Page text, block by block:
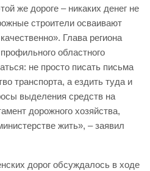
же дороге – никаких денег не
строители осваивают
Глава региона
областного
не просто писать письма
транспорта, а ездить туда и
выделения средств на
дорожного хозяйства,
жить», – заявил
дорог обсуждалось в ходе